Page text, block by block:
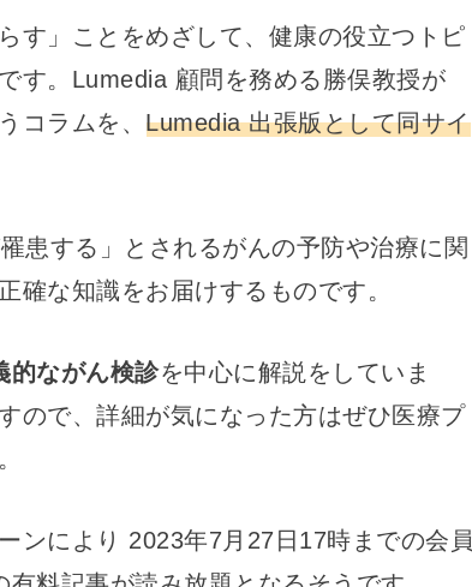
す」ことをめざして、健康の役立つトピ
す。Lumedia 顧問を務める勝俣教授が
コラムを、 Lumedia 出張版として同サイ
患する」とされるがんの予防や治療に関
確な知識をお届けするものです。
的ながん検診を中心に解説をしていま
ので、詳細が気になった方はぜひ医療プ
ンにより 2023年7月27日17時までの会員